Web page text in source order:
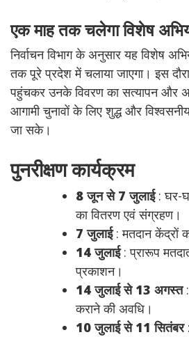
एक माह तक चलेगा विशेष
निर्वाचन विभाग के अनुसार यह विशेष
तक पूरे प्रदेश में चलाया जाएगा। इस
पहुंचकर उनके विवरण का सत्यापन और
आगामी चुनावों के लिए शुद्ध और
जा सके।
पुनरीक्षण कार्यक्रम
8 जून से 7 जुलाई: घर-
का वितरण एवं संग्रहण।
7 जुलाई: मतदान केंद्रों
14 जुलाई: प्रारूप
प्रकाशन।
14 जुलाई से 13 अगस्त:
कराने की अवधि।
10 जुलाई से 11 सितंबर